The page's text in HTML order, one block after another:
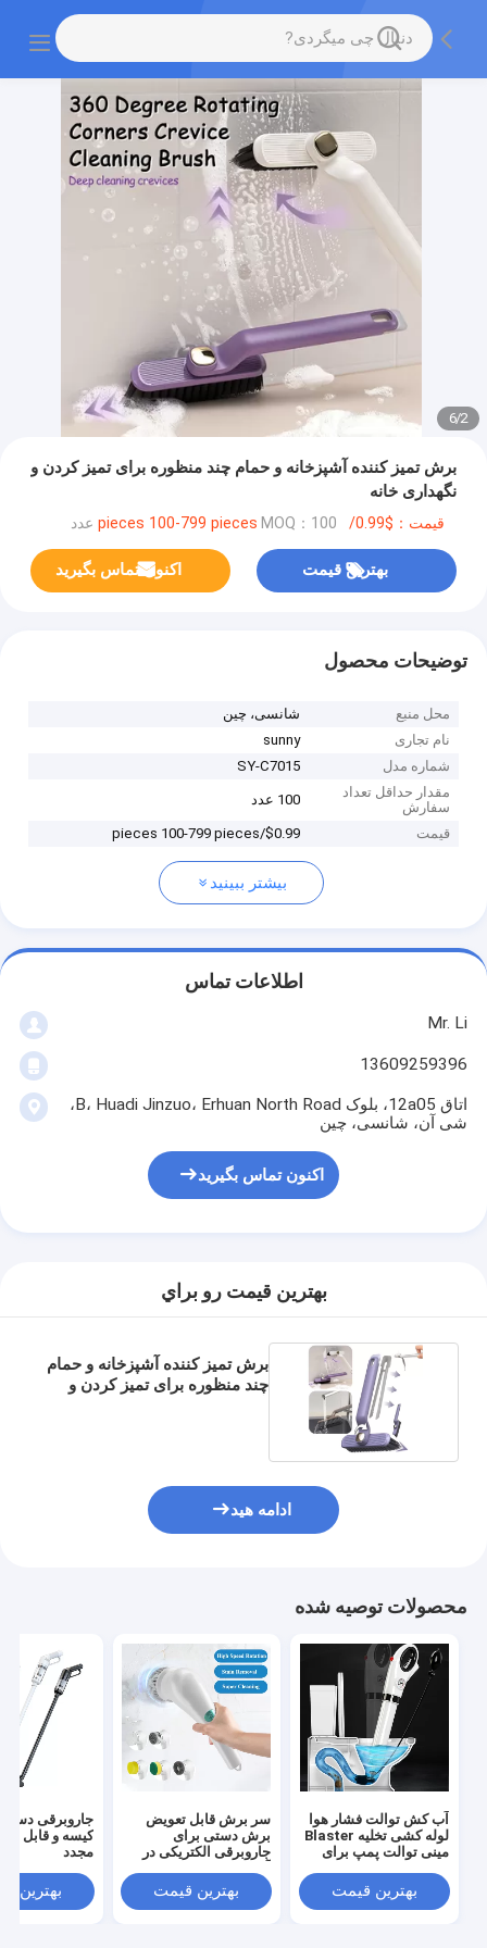
2
/
6
برش تمیز کننده آشپزخانه و حمام چند منظوره برای تمیز کردن و
نگهداری خانه
قیمت：$0.99/pieces 100-799 pieces MOQ：100 عدد
بهترین قیمت اکنون تماس بگیرید
توضیحات محصول
محل منبع
شانسی، چین
نام تجاری
sunny
شماره مدل
SY-C7015
مقدار حداقل تعداد
سفارش
100 عدد
قیمت $0.99/pieces 100-799 pieces
بیشتر ببینید
اطلاعات تماس
Mr. Li
13609259396
اتاق 12a05، بلوک B، Huadi Jinzuo، Erhuan North Road،
شی آن، شانسی، چین
اکنون تماس بگیرید
بهترين قيمت رو براي
برش تمیز کننده آشپزخانه و حمام
چند منظوره برای تمیز کردن و
ادامه هید
محصولات توصیه شده
آب کش توالت فشار هوا
لوله کشی تخلیه Blaster
مینی توالت پمپ برای
بهترین قیمت
سر برش قابل تعویض
برش دستی برای
جاروبرقی الکتریکی در
بهترین قیمت
جاروبرقی
کیسه و قابل
مجدد
بهترین